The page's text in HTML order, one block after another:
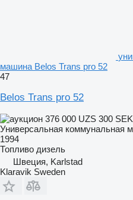
машина Belos Trans pro 52
47
Belos Trans pro 52
376 000 UZS 300 SEK
Универсальная коммунальная
1994
Топливо дизель
Швеция, Karlstad
Klaravik Sweden